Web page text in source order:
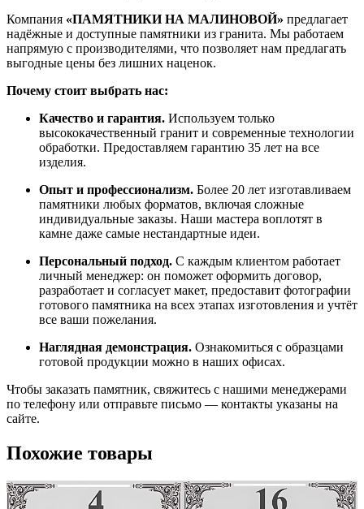
Компания «ПАМЯТНИКИНА МАЛИНОВОЙ» предлагает
надёжные и доступные памятники из гранита. Мы работаем
напрямую с производителями, что позволяет нам предлагать
выгодные цены без лишних наценок.
Почему стоит выбрать нас:
Качество и гарантия. Используем только
высококачественный гранит и современные технологии
обработки. Предоставляем гарантию 35 лет на все
изделия.
Опыт и профессионализм. Более 20 лет изготавливаем
памятники любых форматов, включая сложные
индивидуальные заказы. Наши мастера воплотят в
камне даже самые нестандартные идеи.
Персональный подход. С каждым клиентом работает
личный менеджер: он поможет оформить договор,
разработает и согласует макет, предоставит фотографии
готового памятника на всех этапах изготовления и учтёт
все ваши пожелания.
Наглядная демонстрация. Ознакомиться с образцами
готовой продукции можно в наших офисах.
Чтобы заказать памятник, свяжитесь с нашими менеджерами
по телефону или отправьте письмо — контакты указаны на
сайте.
Похожие товары